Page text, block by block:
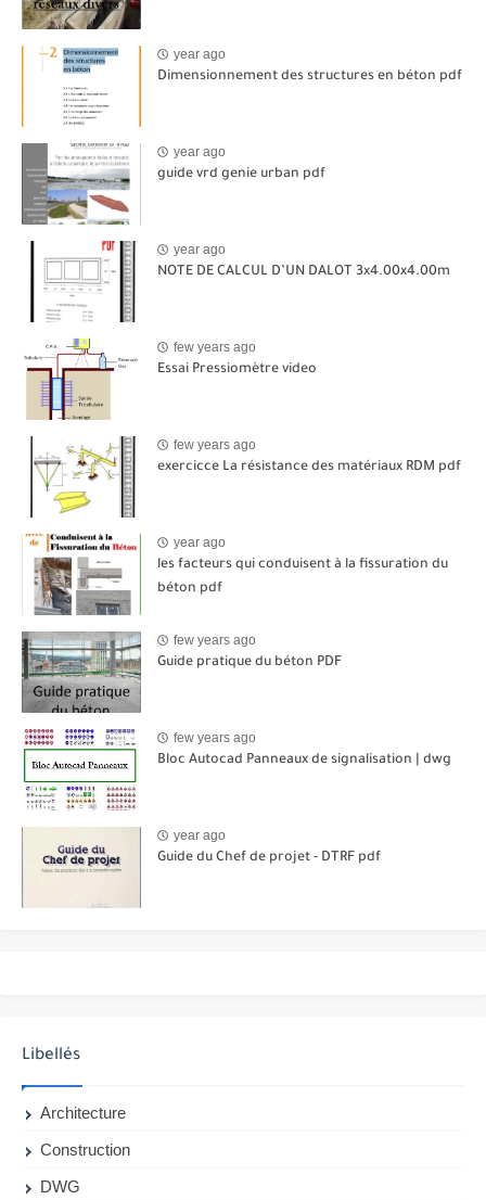
year ago
Dimensionnement des structures en béton pdf
year ago
guide vrd genie urban pdf
year ago
NOTE DE CALCUL D’UN DALOT 3x4.00x4.00m
few years ago
Essai Pressiomètre video
few years ago
exercicce La résistance des matériaux RDM pdf
year ago
les facteurs qui conduisent à la fissuration du
béton pdf
few years ago
Guide pratique du béton PDF
few years ago
Bloc Autocad Panneaux de signalisation | dwg
year ago
Guide du Chef de projet - DTRF pdf
Libellés
Architecture
Construction
DWG